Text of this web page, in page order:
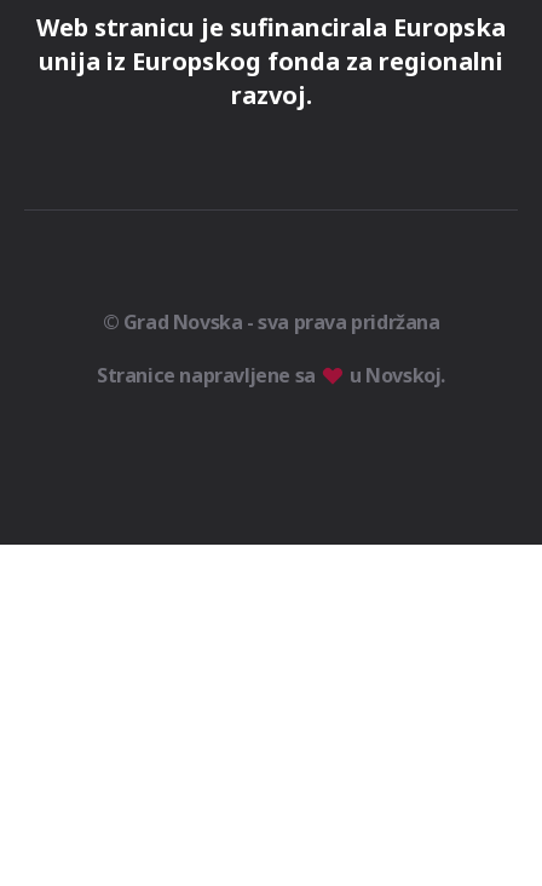
Web stranicu je sufinancirala Europska
unija iz Europskog fonda za regionalni
razvoj.
© Grad Novska - sva prava pridržana
Stranice napravljene sa
u Novskoj.